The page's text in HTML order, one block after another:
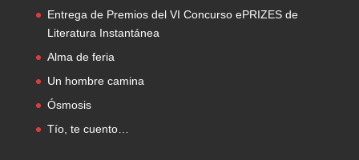
Entrega de Premios del VI Concurso ePRIZES de
Literatura Instantánea
Alma de feria
Un hombre camina
Ósmosis
Tío, te cuento…